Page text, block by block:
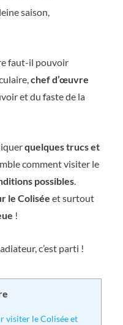
saison,
faut-il pouvoir
chef d’œuvre
et du faste de la
quelques trucs et
comment visiter le
possibles.
le Colisée et surtout
!
c’est parti !
visiter le Colisée et